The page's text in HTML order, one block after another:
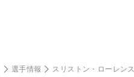
選手情報 スリストン・ローレンス